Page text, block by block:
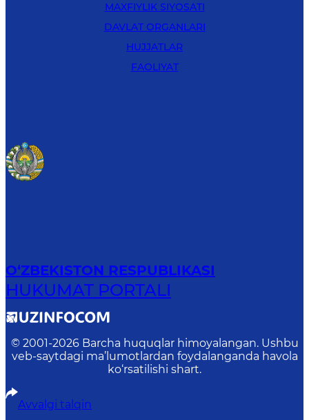
MAXFIYLIK SIYOSATI
DAVLAT ORGANLARI
HUJJATLAR
FAOLIYAT
O‘ZBEKISTON RESPUBLIKASI
HUKUMAT PORTALI
© 2001-2026 Barcha huquqlar himoyalangan. Ushbu
veb-saytdagi ma’lumotlardan foydalanganda havola
ko‘rsatilishi shart.
Avvalgi talqin